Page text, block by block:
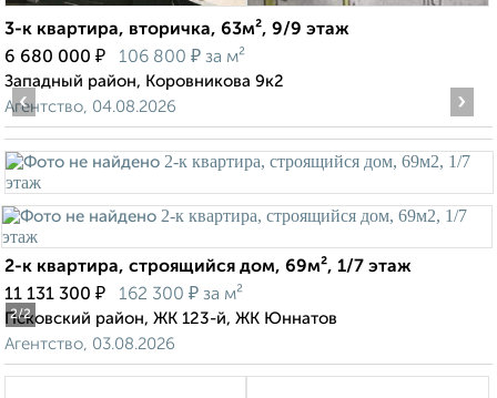
3-к квартира, вторичка, 63м², 9/9 этаж
6 680 000 ₽ 106 800 ₽ за м²
Западный район, Коровникова 9к2
Агентство, 04.08.2026
2/2
‹ ›
2-к квартира, строящийся дом, 69м², 1/7 этаж
11 131 300 ₽ 162 300 ₽ за м²
Псковский район, ЖК 123-й, ЖК Юннатов
Агентство, 03.08.2026